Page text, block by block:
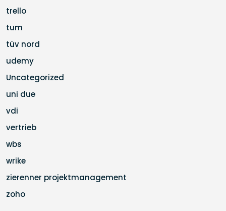
trello
tum
tüv nord
udemy
Uncategorized
uni due
vdi
vertrieb
wbs
wrike
zierenner projektmanagement
zoho